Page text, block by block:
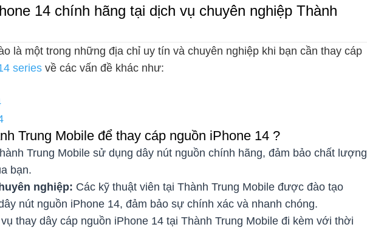
14 chính hãng tại dịch vụ chuyên nghiệp Thành
là một trong những địa chỉ uy tín và chuyên nghiệp khi bạn cần thay cáp
series về các vấn đề khác như:
Trung Mobile để thay cáp nguồn iPhone 14 ?
Trung Mobile sử dụng dây nút nguồn chính hãng, đảm bảo chất lượng
bạn.
nghiệp: Các kỹ thuật viên tại Thành Trung Mobile được đào tạo
nút nguồn iPhone 14, đảm bảo sự chính xác và nhanh chóng.
thay dây cáp nguồn iPhone 14 tại Thành Trung Mobile đi kèm với thời